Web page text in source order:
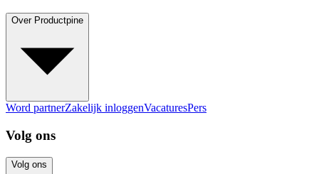
Over Productpine
Word partnerZakelijk inloggenVacaturesPers
Volg ons
Volg ons